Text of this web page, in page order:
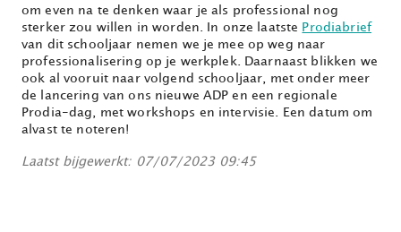
om even na te denken waar je als professional nog
sterker zou willen in worden. In onze laatste Prodiabrief
van dit schooljaar nemen we je mee op weg naar
professionalisering op je werkplek. Daarnaast blikken we
ook al vooruit naar volgend schooljaar, met onder meer
de lancering van ons nieuwe ADP en een regionale
Prodia-dag, met workshops en intervisie. Een datum om
alvast te noteren!
Laatst bijgewerkt: 07/07/2023 09:45